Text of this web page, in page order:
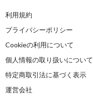
利用規約
プライバシーポリシー
Cookieの利用について
個人情報の取り扱いについて
特定商取引法に基づく表示
運営会社